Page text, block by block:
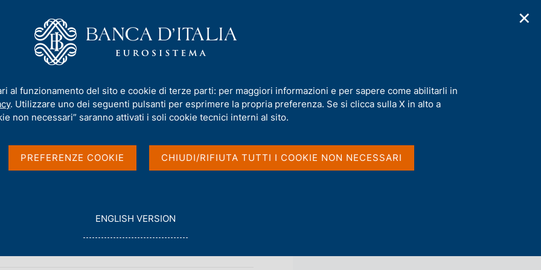
Compiti Servizi al cittadino
Finanziaria e
d'Italia,
✕
al funzionamento del sito e cookie di terze parti: per maggiori informazioni e per sapere come abilitarli in
. Utilizzare uno dei seguenti pulsanti per esprimere la propria preferenza. Se si clicca sulla X in alto a
non necessari” saranno attivati i soli cookie tecnici interni al sito.
PREFERENZE COOKIE CHIUDI/RIFIUTA TUTTI I COOKIE NON NECESSARI
G
O
ENGLISH VERSION